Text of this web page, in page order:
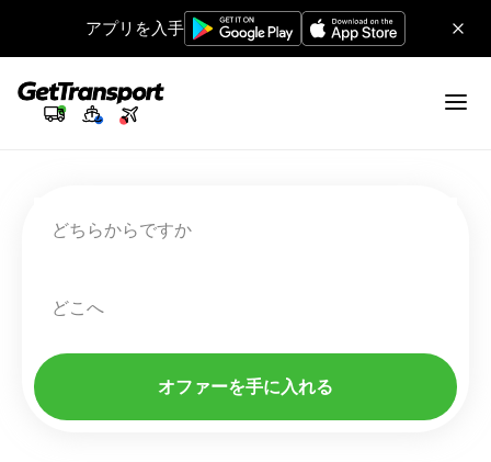
アプリを入手
どちらからですか
どこへ
オファーを手に入れる